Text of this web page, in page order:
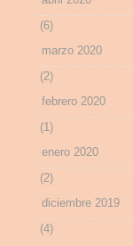
(6)
marzo 2020
(2)
febrero 2020
(1)
enero 2020
(2)
diciembre 2019
(4)